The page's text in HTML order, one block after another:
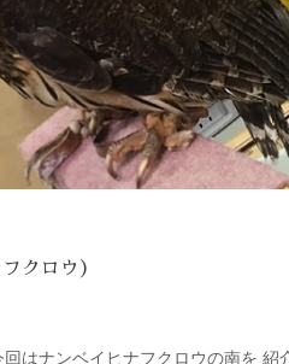
クロウ）
回はナンベイヒナフクロウの南を 紹